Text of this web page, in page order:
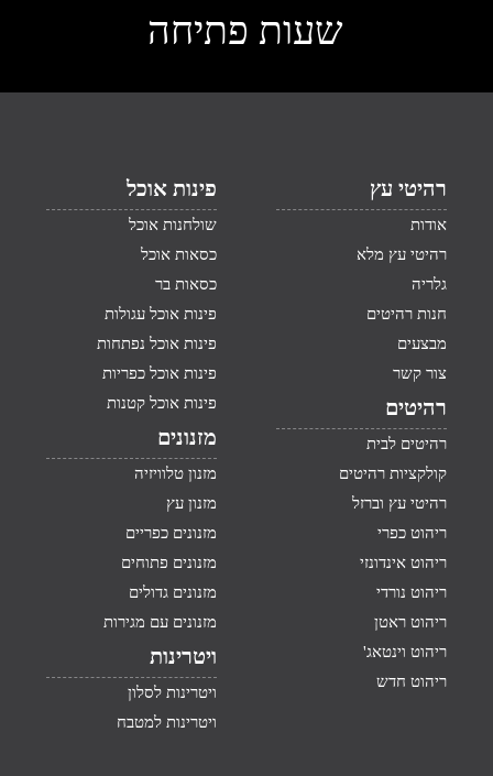
שעות פתיחה
רהיטי עץ
אודות
רהיטי עץ מלא
גלריה
חנות רהיטים
מבצעים
צור קשר
רהיטים
רהיטים לבית
קולקציות רהיטים
רהיטי עץ וברזל
ריהוט כפרי
ריהוט אינדונזי
ריהוט נורדי
ריהוט ראטן
ריהוט וינטאג'
ריהוט חדש
פינות אוכל
שולחנות אוכל
כסאות אוכל
כסאות בר
פינות אוכל עגולות
פינות אוכל נפתחות
פינות אוכל כפריות
פינות אוכל קטנות
מזנונים
מזנון טלוויזיה
מזנון עץ
מזנונים כפריים
מזנונים פתוחים
מזנונים גדולים
מזנונים עם מגירות
ויטרינות
ויטרינות לסלון
ויטרינות למטבח